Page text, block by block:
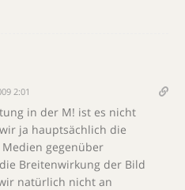
2:01
in der M! ist es nicht
ja hauptsächlich die
gegenüber
Breitenwirkung der Bild
natürlich nicht an